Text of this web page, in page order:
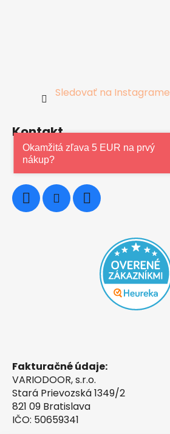
Sledovať na Instagrame
Kontakt
0948997914
Fakturačné údaje:
VARIODOOR, s.r.o.
Stará Prievozská 1349/2
821 09 Bratislava
IČO: 50659341
Okamžitá zľava 5 EUR na prvý
nákup?